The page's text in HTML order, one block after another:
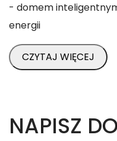
- domem
energii
CZYTAJ WIĘCEJ
NAPISZ